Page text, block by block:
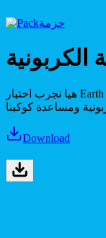
حزمة
الكربونية
هيا نجرب اختبار Earth Cubs و Pawprint! الخيارات التي تتخذها يمكن
Download